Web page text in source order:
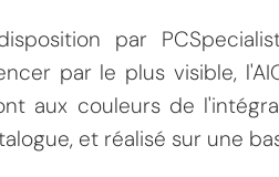
par
par le plus visible,
aux couleurs de
et réalisé sur une